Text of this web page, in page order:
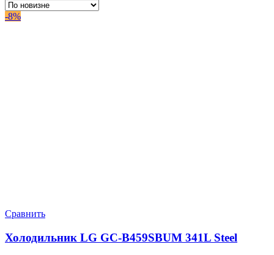
-8%
Сравнить
Холодильник LG GC-B459SBUM 341L Steel